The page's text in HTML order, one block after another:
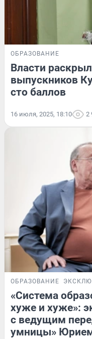
ОБРАЗОВАНИЕ
Власти
выпускников
сто баллов
16 июля, 2025, 18:10 2
ОБРАЗОВАНИЕ
«Система
хуже и хуже»:
с ведущим
умницы»